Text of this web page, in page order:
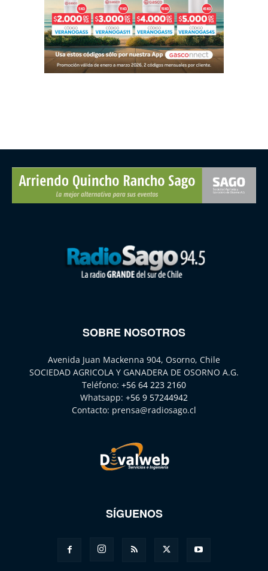
SOBRE NOSOTROS
Avenida Juan Mackenna 904, Osorno, Chile
SOCIEDAD AGRICOLA Y GANADERA DE OSORNO A.G.
Teléfono: +56 64 223 2160
Whatsapp: +56 9 57244942
Contacto: prensa@radiosago.cl
SÍGUENOS